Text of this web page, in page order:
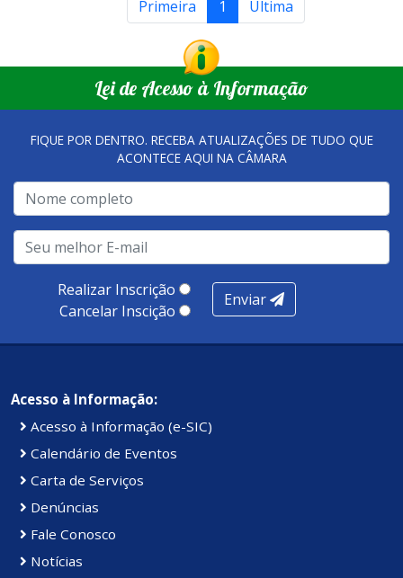
Primeira 1 Última
Lei de Acesso à Informação
FIQUE POR DENTRO. RECEBA ATUALIZAÇÕES DE TUDO QUE
ACONTECE AQUI NA CÂMARA
Realizar Inscrição
Cancelar Inscição
Enviar
Acesso à Informação:
Acesso à Informação (e-SIC)
Calendário de Eventos
Carta de Serviços
Denúncias
Fale Conosco
Notícias